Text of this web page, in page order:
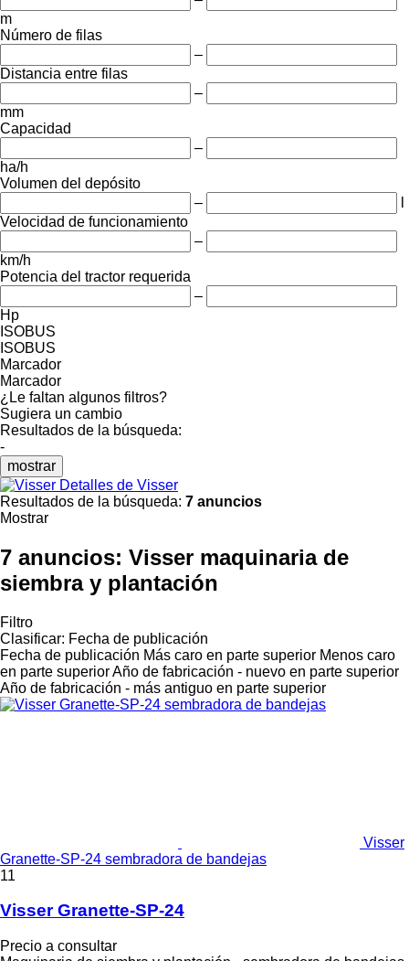
m
Número de filas
–
Distancia entre filas
–
mm
Capacidad
–
ha/h
Volumen del depósito
–
Velocidad de funcionamiento
–
km/h
Potencia del tractor requerida
–
Hp
ISOBUS
ISOBUS
Marcador
Marcador
¿Le faltan algunos filtros?
Sugiera un cambio
Resultados de la búsqueda:
-
mostrar
Detalles de Visser
Resultados de la búsqueda: 7 anuncios
Mostrar
7 anuncios: Visser maquinaria de
siembra y plantación
Filtro
Clasificar: Fecha de publicación
Fecha de publicación Más caro en parte superior Menos caro
en parte superiorAño de fabricación - nuevo en parte superior
Año de fabricación - más antiguo en parte superior
Visser
Granette-SP-24 sembradora de bandejas
11
Visser Granette-SP-24
Precio a consultar